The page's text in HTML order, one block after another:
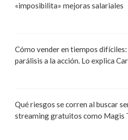
«imposibilita» mejoras salariales
Cómo vender en tiempos difíciles:
parálisis a la acción. Lo explica
Qué riesgos se corren al buscar
streaming gratuitos como Magis